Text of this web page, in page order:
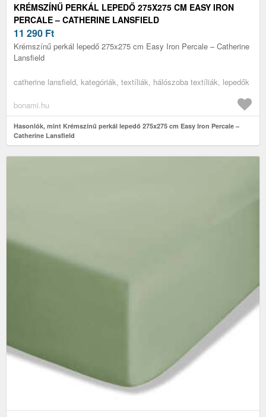
KRÉMSZÍNŰ PERKÁL LEPEDŐ 275X275 CM EASY IRON
PERCALE – CATHERINE LANSFIELD
11 290 Ft
Krémszínű perkál lepedő 275x275 cm Easy Iron Percale – Catherine
Lansfield
catherine lansfield, kategóriák, textíliák, hálószoba textíliák, lepedők
bonami.hu
Hasonlók, mint Krémszínű perkál lepedő 275x275 cm Easy Iron Percale –
Catherine Lansfield